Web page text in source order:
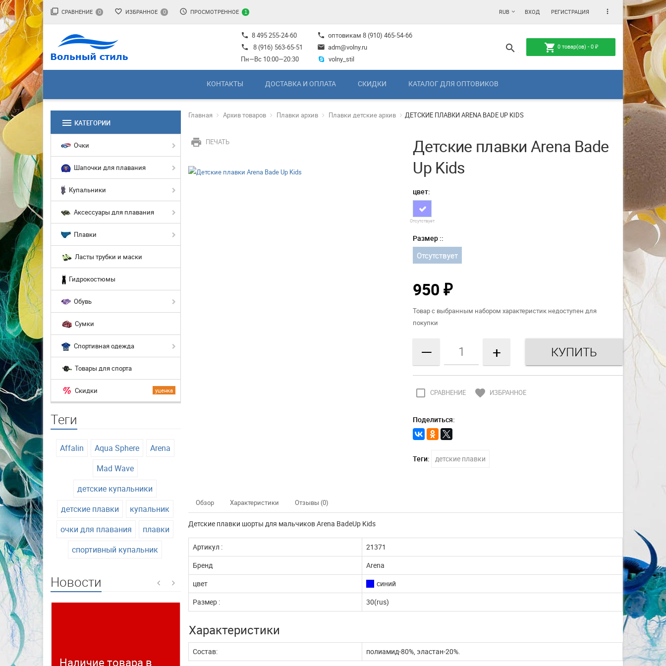
filter_none СРАВНЕНИЕ 0 favorite_border ИЗБРАННОЕ 0 access_time ПРОСМОТРЕННОЕ 1 RUB ВХОД РЕГИСТРАЦИЯ more_vert
phone 8 495 255-24-60
phone
8 (916) 563-65-51
Пн—Вс 10:00—20:30
phone оптовикам 8 (910) 465-54-66
mail adm@volny.ru
volny_stil
search shopping_cart 0товар(ов) - 0 ₽
КОНТАКТЫ ДОСТАВКА И ОПЛАТА СКИДКИ КАТАЛОГ ДЛЯ ОПТОВИКОВ
menu КАТЕГОРИИ
Очки
Шапочки для плавания
Купальники
Аксессуары для плавания
Плавки
Ласты трубки и маски
Гидрокостюмы
Обувь
Сумки
Спортивная одежда
Товары для спорта
уценка
Скидки
Теги
Affalin Aqua Sphere
Arena
Mad Wave
детские купальники
детские плавки
купальник
очки для плавания
плавки
спортивный купальник
Новости
Наличие товара в
Временно не доступны
Наш интернет магазин
Изготовление на заказ
шапочек для плавания
Главная Архив товаров Плавки архив Плавки детские архив ДЕТСКИЕ ПЛАВКИ ARENA BADE UP KIDS
print ПЕЧАТЬ
Детские плавки Arena Bade
Up Kids
цвет:
Отсутствует
Размер ::
Отсутствует
950₽
Товар с выбранным набором характеристик недоступен для
покупки
— +
check_box_outline_blank СРАВНЕНИЕ favorite ИЗБРАННОЕ
Поделиться:
Теги: детские плавки
Обзор Характеристики Отзывы (0)
Детские плавки шорты для мальчиков Arena BadeUp Kids
Артикул :
21371
Бренд
Arena
цвет
синий
Размер :
30(rus)
Характеристики
Состав: полиамид-80%, эластан-20%.